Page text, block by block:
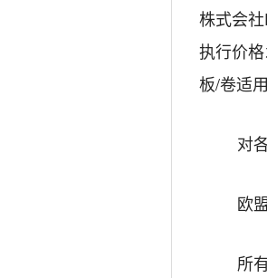
株式会社
执行价
板/卷适用
对
欧
所